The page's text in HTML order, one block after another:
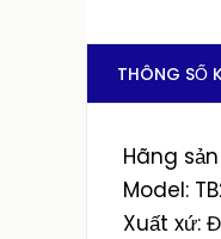
THÔNG SỐ
Hãng
Model:
Xuất xứ: